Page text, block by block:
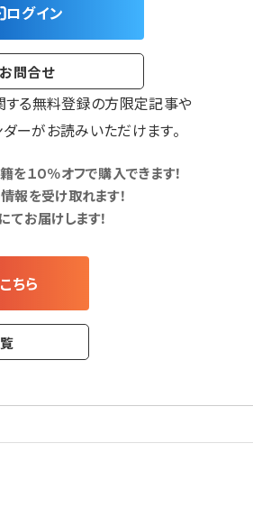
ログイン
お問合せ
する無料登録の方限定記事や
ーがお読みいただけます。
１０％オフで購入できます！
報を受け取れます！
お届けします！
ちら